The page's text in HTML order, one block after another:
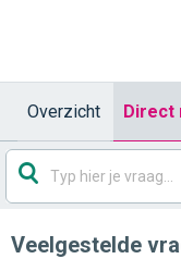
Overzicht Direct
Veelgestelde